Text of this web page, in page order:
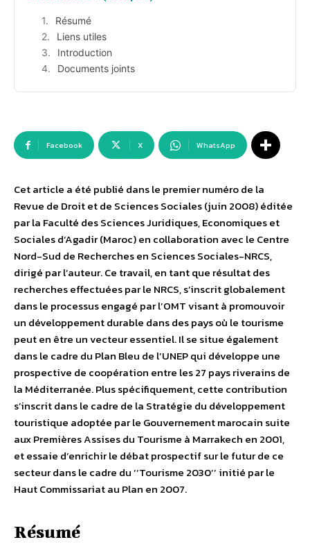
Résumé
Liens utiles
Introduction
Documents joints
Facebook X WhatsApp
Cet article a été publié dans le premier numéro de la
Revue de Droit et de Sciences Sociales (juin 2008) éditée
par la Faculté des Sciences Juridiques, Economiques et
Sociales d’Agadir (Maroc) en collaboration avec le Centre
Nord-Sud de Recherches en Sciences Sociales-NRCS,
dirigé par l’auteur. Ce travail, en tant que résultat des
recherches effectuées par le NRCS, s’inscrit globalement
dans le processus engagé par l’OMT visant à promouvoir
un développement durable dans des pays où le tourisme
peut en être un vecteur essentiel. Il se situe également
dans le cadre du Plan Bleu de l’UNEP qui développe une
prospective de coopération entre les 27 pays riverains de
la Méditerranée. Plus spécifiquement, cette contribution
s’inscrit dans le cadre de la Stratégie du développement
touristique adoptée par le Gouvernement marocain suite
aux Premières Assises du Tourisme à Marrakech en 2001,
et essaie d’enrichir le débat prospectif sur le futur de ce
secteur dans le cadre du ‘‘Tourisme 2030’’ initié par le
Haut Commissariat au Plan en 2007.
Résumé